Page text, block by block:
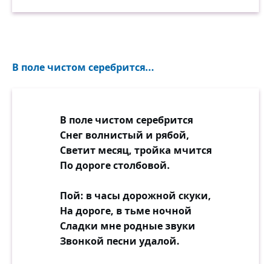
В поле чистом серебрится...
В поле чистом серебрится
Снег волнистый и рябой,
Светит месяц, тройка мчится
По дороге столбовой.
Пой: в часы дорожной скуки,
На дороге, в тьме ночной
Сладки мне родные звуки
Звонкой песни удалой.